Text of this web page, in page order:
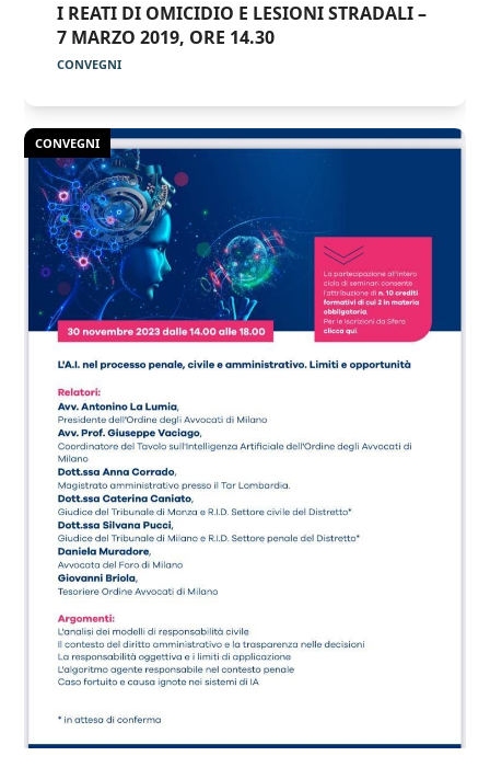
I REATI DI OMICIDIO E LESIONI STRADALI –
7 MARZO 2019, ORE 14.30
CONVEGNI
CONVEGNI